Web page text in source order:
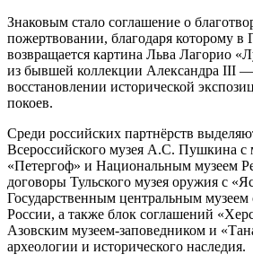
Знаковым стало соглашение о
пожертвовании, благодаря которому в
возвращается картина Льва Лагорио
из бывшей коллекции Александра III
восстановлении исторической
покоев.
Среди российских партнёрств
Всероссийского музея А.С. Пушкина с
«Петергоф» и Национальным музеем
договоры Тульского музея оружия с
Государственным центральным
России, а также блок соглашений
Азовским музеем‑заповедником и
археологии и исторического наследия.